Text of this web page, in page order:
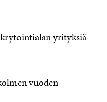
yrityksiä
vuoden